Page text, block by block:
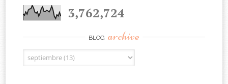
3,762,724
BLOG archive